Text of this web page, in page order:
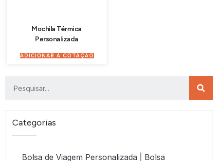
Categorias
Bolsa de Viagem Personalizada | Bolsa
Mochila Térmica
Personalizada
ADICIONAR À COTAÇÃO